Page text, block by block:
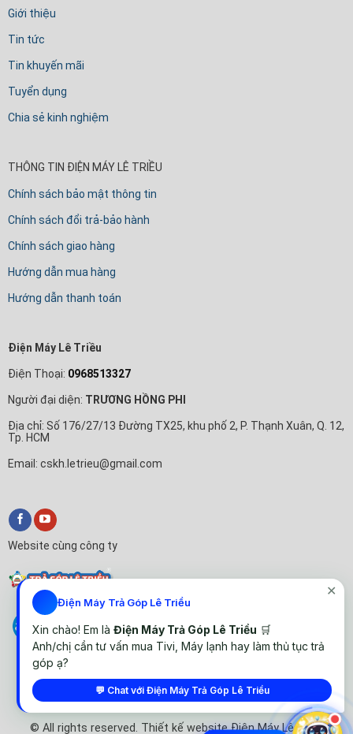
Giới thiệu
Tin tức
Tin khuyến mãi
Tuyển dụng
Chia sẻ kinh nghiệm
THÔNG TIN ĐIỆN MÁY LÊ TRIỀU
Chính sách bảo mật thông tin
Chính sách đổi trả-bảo hành
Chính sách giao hàng
Hướng dẫn mua hàng
Hướng dẫn thanh toán
Điện Máy Lê Triều
Điện Thoại: 0968513327
Người đại diện: TRƯƠNG HỒNG PHI
Địa chỉ: Số 176/27/13 Đường TX25, khu phố 2, P. Thạnh Xuân, Q. 12,
Tp. HCM
Email: cskh.letrieu@gmail.com
Website cùng công ty
© All rights reserved. Thiết kế website Điện Máy Lê Triều
✕
Điện Máy Trả Góp Lê Triều
Xin chào! Em là Điện Máy Trả Góp Lê Triều 🛒
Anh/chị cần tư vấn mua Tivi, Máy lạnh hay làm thủ tục trả
góp ạ?
💬 Chat với Điện Máy Trả Góp Lê Triều